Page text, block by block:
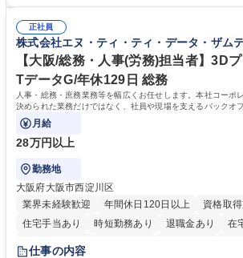
指定する業務 募集職種 横浜市【共済金支払事務】金融保険業界経験歓迎/
各種手当充実/転勤無
務へのキャリアチェンジ希望者も大歓迎です！ 学歴・資格 学歴：大学院
大学 高専 短大 専修学校 高校 語学力： 資格：
正社員
株式会社エヌ・ティ・ティ・データ・ザム
【大阪/総務・人事(労務)担当者】3D
TデータG/年休129日 総務
人事・総務・庶務業務等を幅広くお任せします。本社コーポ
決められた業務だけではなく、社員や現場を支えるバックオ
て柔軟に対応いただくことを期待します。
月給
28万円以上
勤務地
大阪府大阪市西淀川区
業界未経験歓迎
年間休日120日以上 資格取
住宅手当あり
時短勤務あり 退職金あり 在
完全週休2日制
仕事の内容